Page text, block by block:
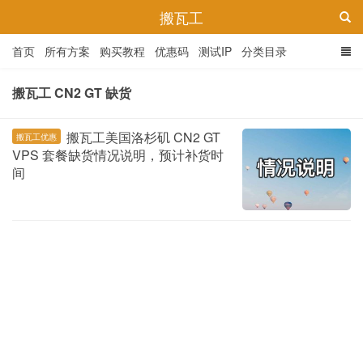
搬瓦工
首页 所有方案 购买教程 优惠码 测试IP 分类目录
搬瓦工 CN2 GT 缺货
搬瓦工优惠
搬瓦工美国洛杉矶 CN2 GT
VPS 套餐缺货情况说明，预计补货时
间